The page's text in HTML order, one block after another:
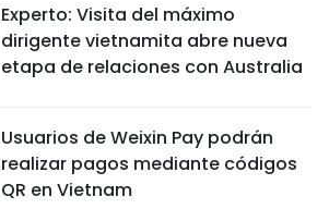
Experto: Visita del máximo
dirigente vietnamita abre nueva
etapa de relaciones con Australia
Usuarios de Weixin Pay podrán
realizar pagos mediante códigos
QR en Vietnam